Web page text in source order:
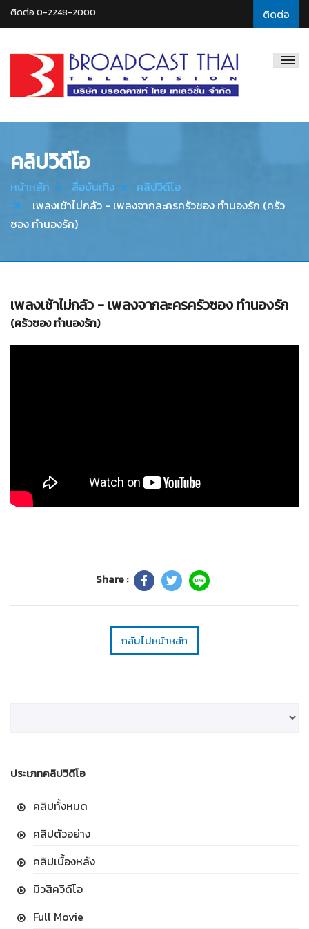
ติดต่อ
ติดต่อ 0-2248-2000
Thai
คลิปวิดีโอ
หน้าหลัก สื่อบันเทิง
คลิปวิดีโอ
เพลงเช้าไม่กลัว - เพลงจากละครครัวซอง ทำนองรัก (ครัว
ซอง ทำนองรัก)
เพลงเช้าไม่กลัว - เพลงจากละครครัวซอง ทำนองรัก
(ครัวซอง ทำนองรัก)
Share :
กลับไปหน้าหลัก
ประเภทคลิปวิดีโอ
คลิปทั้งหมด
คลิปตัวอย่าง
คลิปเบื้องหลัง
มิวสิควิดีโอ
Full Movie